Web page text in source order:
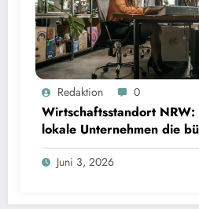
Redaktion 0
Wirtschaftsstandort NRW:
lokale Unternehmen die
Hürden
Juni 3, 2026